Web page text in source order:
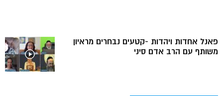
פאנל אחדות ויהדות -קטעים נבחרים מראיון
משותף עם הרב אדם סיני